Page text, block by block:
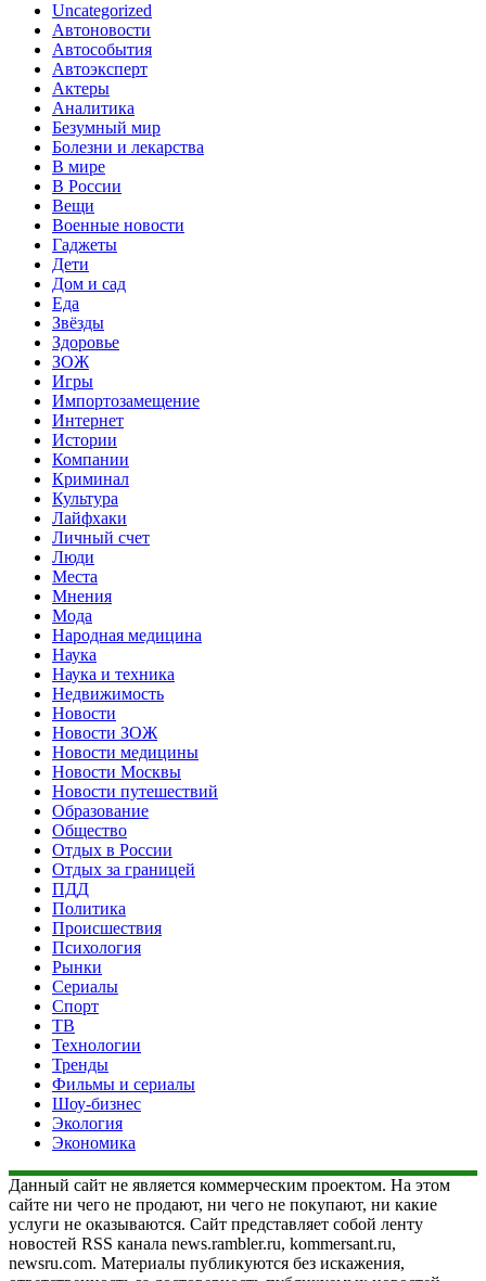
Uncategorized
Автоновости
Автособытия
Автоэксперт
Актеры
Аналитика
Безумный мир
Болезни и лекарства
В мире
В России
Вещи
Военные новости
Гаджеты
Дети
Дом и сад
Еда
Звёзды
Здоровье
ЗОЖ
Игры
Импортозамещение
Интернет
Истории
Компании
Криминал
Культура
Лайфхаки
Личный счет
Люди
Места
Мнения
Мода
Народная медицина
Наука
Наука и техника
Недвижимость
Новости
Новости ЗОЖ
Новости медицины
Новости Москвы
Новости путешествий
Образование
Общество
Отдых в России
Отдых за границей
ПДД
Политика
Происшествия
Психология
Рынки
Сериалы
Спорт
ТВ
Технологии
Тренды
Фильмы и сериалы
Шоу-бизнес
Экология
Экономика
Данный сайт не является коммерческим проектом. На этом
сайте ни чего не продают, ни чего не покупают, ни какие
услуги не оказываются. Сайт представляет собой ленту
новостей RSS канала news.rambler.ru, kommersant.ru,
newsru.com. Материалы публикуются без искажения,